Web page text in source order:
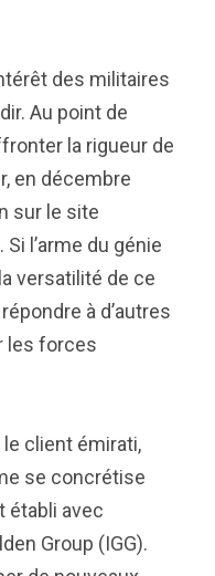
des militaires
Au point de
la rigueur de
en décembre
sur le site
l’arme du génie
versatilité de ce
à d’autres
les forces
client émirati,
se concrétise
établi avec
Group (IGG).